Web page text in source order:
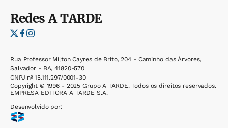
RedesA TARDE
Rua Professor Milton Cayres de Brito, 204 - Caminho das Árvores,
Salvador - BA, 41820-570
CNPJ nº 15.111.297/0001-30
Copyright © 1996 - 2025 Grupo A TARDE. Todos os direitos reservados.
EMPRESA EDITORA A TARDE S.A.
Desenvolvido por: